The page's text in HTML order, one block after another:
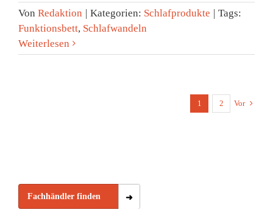
Von Redaktion | Kategorien: Schlafprodukte | Tags:
Funktionsbett, Schlafwandeln
Weiterlesen
1 2 Vor
Fachhändler finden